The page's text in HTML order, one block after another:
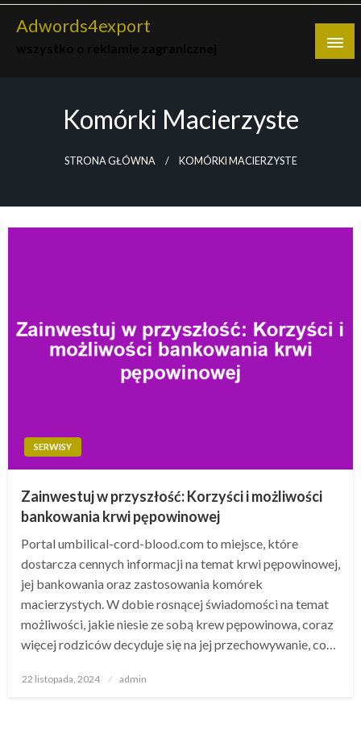
Skip
Adwords4export
Komórki Macierzyste
STRONA GŁÓWNA KOMÓRKI MACIERZYSTE
SERWISY
Zainwestuj w przyszłość: Korzyści i możliwości
bankowania krwi pępowinowej
Portal umbilical-cord-blood.com to miejsce, które
dostarcza cennych informacji na temat krwi pępowinowej,
jej bankowania oraz zastosowania komórek
macierzystych. W dobie rosnącej świadomości na temat
możliwości, jakie niesie ze sobą krew pępowinowa, coraz
więcej rodziców decyduje się na jej przechowywanie, co…
Opublikowane
22 listopada, 2024 admin